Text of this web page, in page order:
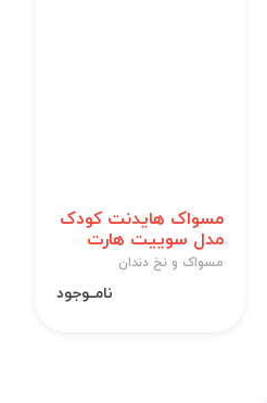
مسواک هایدنت کودک
مدل سوییت هارت
مسواک و نخ دندان
نامــوجود